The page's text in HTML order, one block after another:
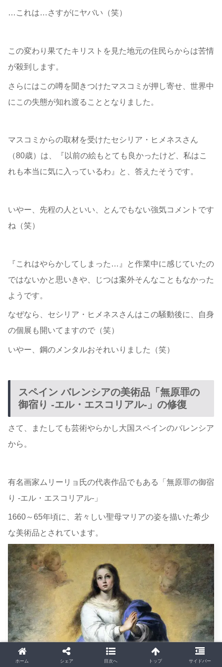
…これは…さすがにヤバい（笑）
この変わり果てたキリストを見た地元の住民らからは苦情
が殺到します。
さらにはこの噂を聞きつけたマスコミが押し寄せ、世界中
にこの失態が知れ渡ることとなりました。
マスコミからの取材を受けたセシリア・ヒメネスさん
（80歳）は、『以前の絵もとても良かったけど、私はこ
れも本当に気に入っているわ』と、答えたそうです。
いやー、先程の人といい、とんでもない強気コメントです
ね（笑）
『これはやらかしてしまった…』と作業中に感じていたの
ではないかと思いきや、じつは案外そんなこともなかった
ようです。
なぜなら、セシリア・ヒメネスさんはこの騒動後に、自身
の個展も開いてますので（笑）
いやー、鋼のメンタルおそれいりました（笑）
スペイン バレンシアの美術品「無原罪の
御宿り -エル・エスコリアル-」の修復
さて、またしても芸術やらかし大国スペインのバレンシア
から。
有名画家ムリーリョ氏の代表作品でもある「無原罪の御宿
り -エル・エスコリアル-」
1660～65年頃に、若々しい聖母マリアの姿を描いた希少
な美術品とされています。
ホーム シェア 目次へ トップ サイドバー